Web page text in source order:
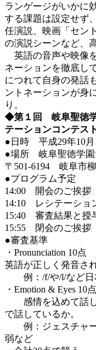
ランゲージがいかに
する課題は設定せず
任演説、映画「セン
の演説シーンなど、
英語の音声や映像
ネーションを徹底し
につれて自身の発話
ントネーションが身
り。
◆第１回 岐阜聖徳学
テーションコンテスト
●日時 平成29年10月
●場所 岐阜聖徳学園
〒501-6194 岐阜市
●プログラム予定
14:00 開会のご挨拶
14:10 レシテーショ
15:40 審査結果と授
15:55 閉会のご挨拶
●審査基準
・Pronunciation 10点
英語が正しく発音さ
例：/f/や/l/など日
・Emotion
感情を込めて話し
で話しているか。
例：ジェスチャー
弱など